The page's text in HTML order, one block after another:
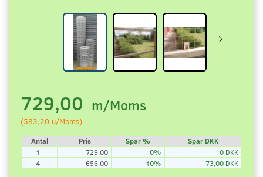
729,00 m/Moms
(583,20 u/Moms)
Antal Pris Spar %
Spar DKK
1
729,00 0%
0 DKK
4
656,00 10% 73,00 DKK